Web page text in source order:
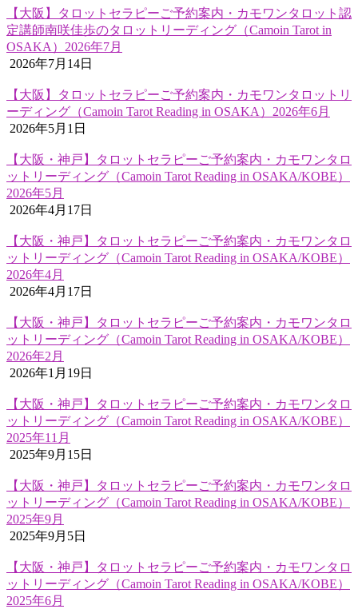
【大阪】タロットセラピーご予約案内・カモワンタロット認
定講師南咲佳歩のタロットリーディング（Camoin Tarot in
OSAKA）2026年7月
2026年7月14日
【大阪】タロットセラピーご予約案内・カモワンタロットリ
ーディング（Camoin Tarot Reading in OSAKA）2026年6月
2026年5月1日
【大阪・神戸】タロットセラピーご予約案内・カモワンタロ
ットリーディング（Camoin Tarot Reading in OSAKA/KOBE）
2026年5月
2026年4月17日
【大阪・神戸】タロットセラピーご予約案内・カモワンタロ
ットリーディング（Camoin Tarot Reading in OSAKA/KOBE）
2026年4月
2026年4月17日
【大阪・神戸】タロットセラピーご予約案内・カモワンタロ
ットリーディング（Camoin Tarot Reading in OSAKA/KOBE）
2026年2月
2026年1月19日
【大阪・神戸】タロットセラピーご予約案内・カモワンタロ
ットリーディング（Camoin Tarot Reading in OSAKA/KOBE）
2025年11月
2025年9月15日
【大阪・神戸】タロットセラピーご予約案内・カモワンタロ
ットリーディング（Camoin Tarot Reading in OSAKA/KOBE）
2025年9月
2025年9月5日
【大阪・神戸】タロットセラピーご予約案内・カモワンタロ
ットリーディング（Camoin Tarot Reading in OSAKA/KOBE）
2025年6月